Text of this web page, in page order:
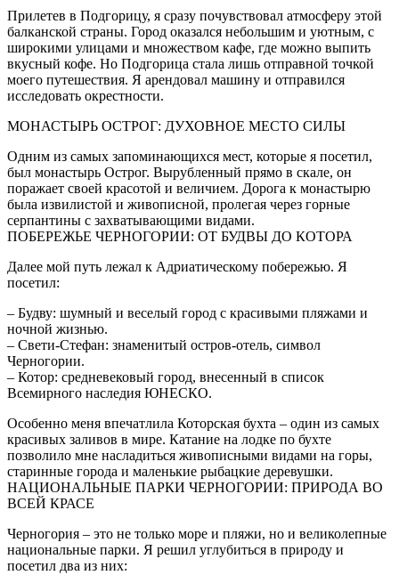
Прилетев в Подгорицу, я сразу почувствовал атмосферу этой
балканской страны. Город оказался небольшим и уютным, с
широкими улицами и множеством кафе, где можно выпить
вкусный кофе. Но Подгорица стала лишь отправной точкой
моего путешествия. Я арендовал машину и отправился
исследовать окрестности.
МОНАСТЫРЬ ОСТРОГ: ДУХОВНОЕ МЕСТО СИЛЫ
Одним из самых запоминающихся мест, которые я посетил,
был монастырь Острог. Вырубленный прямо в скале, он
поражает своей красотой и величием. Дорога к монастырю
была извилистой и живописной, пролегая через горные
серпантины с захватывающими видами.
ПОБЕРЕЖЬЕ ЧЕРНОГОРИИ: ОТ БУДВЫ ДО КОТОРА
Далее мой путь лежал к Адриатическому побережью. Я
посетил:
– Будву: шумный и веселый город с красивыми пляжами и
ночной жизнью.
– Свети-Стефан: знаменитый остров-отель, символ
Черногории.
– Котор: средневековый город, внесенный в список
Всемирного наследия ЮНЕСКО.
Особенно меня впечатлила Которская бухта – один из самых
красивых заливов в мире. Катание на лодке по бухте
позволило мне насладиться живописными видами на горы,
старинные города и маленькие рыбацкие деревушки.
НАЦИОНАЛЬНЫЕ ПАРКИ ЧЕРНОГОРИИ: ПРИРОДА ВО
ВСЕЙ КРАСЕ
Черногория – это не только море и пляжи, но и великолепные
национальные парки. Я решил углубиться в природу и
посетил два из них: